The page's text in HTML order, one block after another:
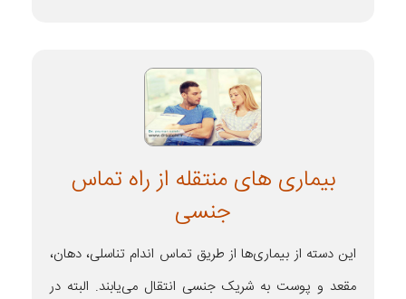
بیماری های منتقله از راه تماس
جنسی
این دسته از بیماری‌ها از طریق تماس اندام تناسلی، دهان،
مقعد و پوست به شریک جنسی انتقال می‌یابند. البته در